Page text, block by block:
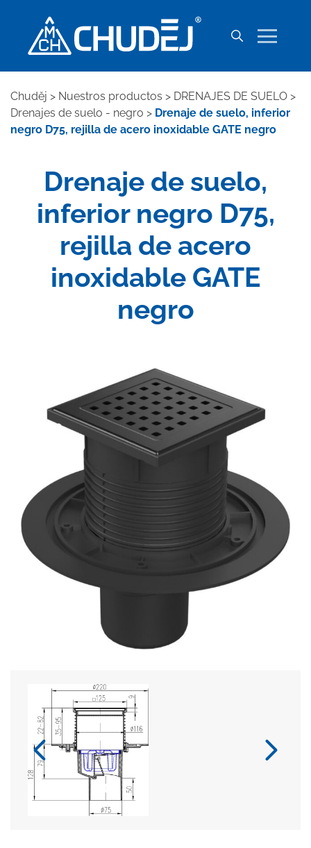
Chuděj > Nuestros productos > DRENAJES DE SUELO >
Drenajes de suelo - negro > Drenaje de suelo, inferior
negro D75, rejilla de acero inoxidable GATE negro
Drenaje de suelo,
inferior negro D75,
rejilla de acero
inoxidable GATE
negro